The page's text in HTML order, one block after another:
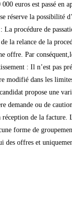
euros est passé
la possibilité
procédure de
relance de la
Par
: Il n’est pas
modifié dans les
propose une
ou de
de la
forme de
des offres et